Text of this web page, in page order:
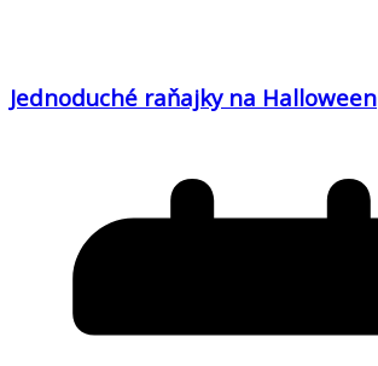
Jednoduché raňajky na Halloween